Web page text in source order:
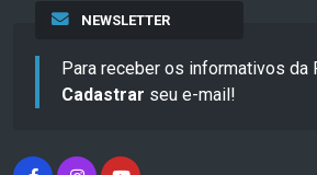
NEWSLETTER
Para receber os informativos da
Cadastrar seu e-mail!